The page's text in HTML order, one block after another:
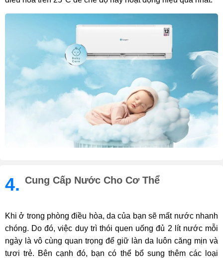
4. Cung Cấp Nước Cho Cơ Thể
Khi ở trong phòng điều hòa, da của bạn sẽ mất nước nhanh
chóng. Do đó, việc duy trì thói quen uống đủ 2 lít nước mỗi
ngày là vô cùng quan trọng để giữ làn da luôn căng mịn và
tươi trẻ. Bên cạnh đó, bạn có thể bổ sung thêm các loại